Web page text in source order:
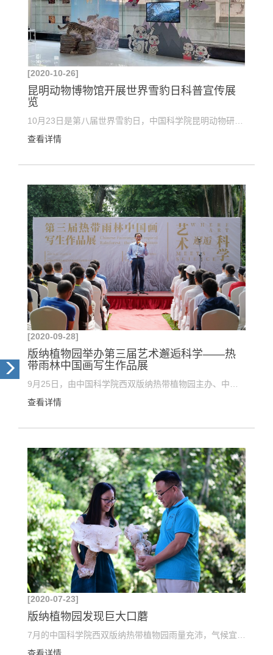
[2020-10-26]
昆明动物博物馆开展世界雪豹日科普宣传展
览
查看详情
[2020-09-28]
版纳植物园举办第三届艺术邂逅科学——热
带雨林中国画写生作品展
查看详情
[2020-07-23]
版纳植物园发现巨大口蘑
7月的中国科学院西双版纳热带植物园雨量充沛，气候宜人，到处郁郁葱葱，繁花似锦。五彩缤纷的蘑菇也在...